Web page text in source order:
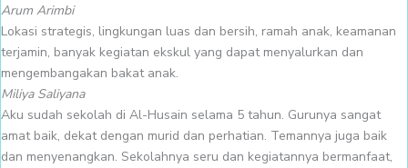
Arum Arimbi
Lokasi strategis, lingkungan luas dan bersih, ramah anak, keamanan
terjamin, banyak kegiatan ekskul yang dapat menyalurkan dan
mengembangakan bakat anak.
Miliya Saliyana
Aku sudah sekolah di Al-Husain selama 5 tahun. Gurunya sangat
amat baik, dekat dengan murid dan perhatian. Temannya juga baik
dan menyenangkan. Sekolahnya seru dan kegiatannya bermanfaat,